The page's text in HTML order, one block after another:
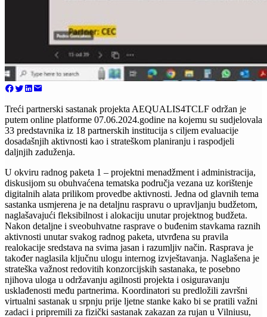
Treći partnerski sastanak projekta AEQUALIS4TCLF održan je
putem online platforme 07.06.2024.godine na kojemu su sudjelovala
33 predstavnika iz 18 partnerskih institucija s ciljem evaluacije
dosadašnjih aktivnosti kao i strateškom planiranju i raspodjeli
daljnjih zaduženja.
U okviru radnog paketa 1 – projektni menadžment i administracija,
diskusijom su obuhvaćena tematska područja vezana uz korištenje
digitalnih alata prilikom provedbe aktivnosti. Jedna od glavnih tema
sastanka usmjerena je na detaljnu raspravu o upravljanju budžetom,
naglašavajući fleksibilnost i alokaciju unutar projektnog budžeta.
Nakon detaljne i sveobuhvatne rasprave o buđenim stavkama raznih
aktivnosti unutar svakog radnog paketa, utvrđena su pravila
realokacije sredstava na svima jasan i razumljiv način. Rasprava je
također naglasila ključnu ulogu internog izvještavanja. Naglašena je
strateška važnost redovitih konzorcijskih sastanaka, te posebno
njihova uloga u održavanju agilnosti projekta i osiguravanju
usklađenosti među partnerima. Koordinatori su predložili završni
virtualni sastanak u srpnju prije ljetne stanke kako bi se pratili važni
zadaci i pripremili za fizički sastanak zakazan za rujan u Vilniusu,